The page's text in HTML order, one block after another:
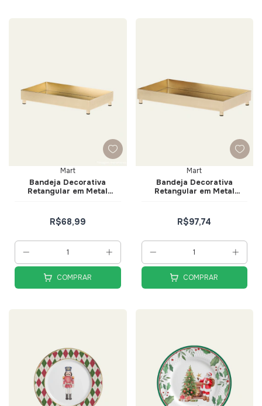
Mart
Bandeja Decorativa
Retangular em Metal
R$68,99
COMPRAR
Mart
Bandeja Decorativa
Retangular em Metal
R$97,74
COMPRAR